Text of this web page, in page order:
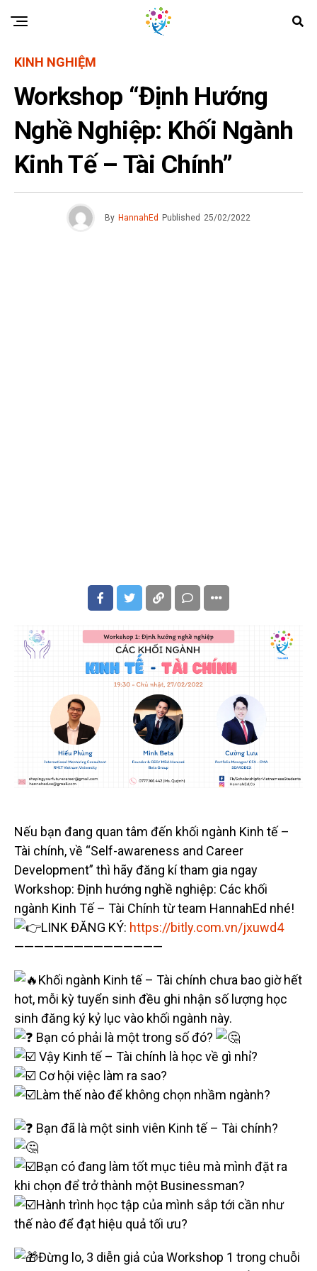
KINH NGHIỆM
Workshop “Định Hướng
Nghề Nghiệp: Khối Ngành
Kinh Tế – Tài Chính”
By HannahEd Published 25/02/2022
Nếu bạn đang quan tâm đến khối ngành Kinh tế –
Tài chính, về “Self-awareness and Career
Development” thì hãy đăng kí tham gia ngay
Workshop: Định hướng nghề nghiệp: Các khối
ngành Kinh Tế – Tài Chính từ team HannahEd nhé!
LINK ĐĂNG KÝ: https://bitly.com.vn/jxuwd4
———————————————
Khối ngành Kinh tế – Tài chính chưa bao giờ hết
hot, mỗi kỳ tuyển sinh đều ghi nhận số lượng học
sinh đăng ký kỷ lục vào khối ngành này.
Bạn có phải là một trong số đó?
Vậy Kinh tế – Tài chính là học về gì nhỉ?
Cơ hội việc làm ra sao?
Làm thế nào để không chọn nhầm ngành?
Bạn đã là một sinh viên Kinh tế – Tài chính?
Bạn có đang làm tốt mục tiêu mà mình đặt ra
khi chọn để trở thành một Businessman?
Hành trình học tập của mình sắp tới cần như
thế nào để đạt hiệu quả tối ưu?
Đừng lo, 3 diễn giả của Workshop 1 trong chuỗi